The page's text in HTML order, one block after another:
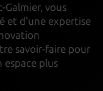
Galmier, vous
et d'une expertise
savoir-faire pour
plus